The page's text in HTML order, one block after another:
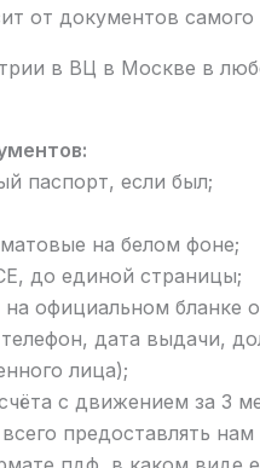
от документов самого
в ВЦ в Москве в
паспорт, если был;
на белом фоне;
до единой страницы;
официальном бланке
дата выдачи,
лица);
с движением за 3
предоставлять